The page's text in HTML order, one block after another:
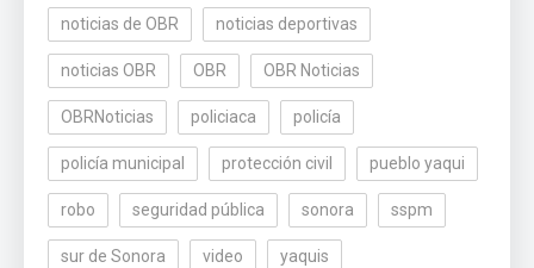
noticias de OBR noticias deportivas
noticias OBR OBR OBR Noticias
OBRNoticias policiaca policía
policía municipal protección civil pueblo yaqui
robo seguridad pública sonora sspm
sur de Sonora video yaquis